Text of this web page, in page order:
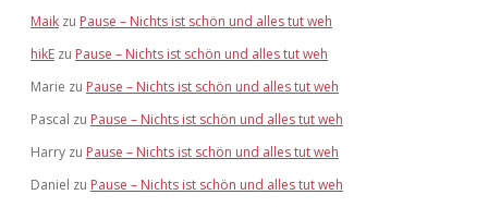
Maik zu Pause – Nichts ist schön und alles tut weh
hikE zu Pause – Nichts ist schön und alles tut weh
Marie zu Pause – Nichts ist schön und alles tut weh
Pascal zu Pause – Nichts ist schön und alles tut weh
Harry zu Pause – Nichts ist schön und alles tut weh
Daniel zu Pause – Nichts ist schön und alles tut weh